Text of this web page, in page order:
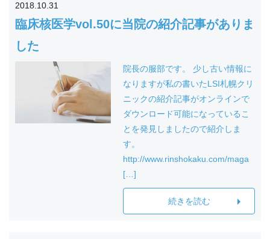
2018.10.31
臨床核医学vol.50に当院の紹介記事がありま
した
院長の服部です。 少し古い情報に
なりますが私の書いたLSI札幌クリ
ニックの紹介記事がオンラインで
ダウンロード可能になっているこ
とを発見しましたので紹介しま
す。
http://www.rinshokaku.com/maga
[…]
続きを読む